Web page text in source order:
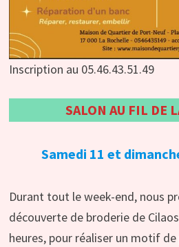
Inscription au 05.46.43.51.49
SALON AU FIL DE
Samedi 11 et
Durant tout le week-end, nous
découverte de broderie de
heures, pour réaliser un motif de